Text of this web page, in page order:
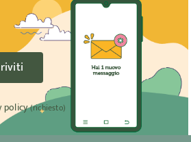
policy(richiesto)